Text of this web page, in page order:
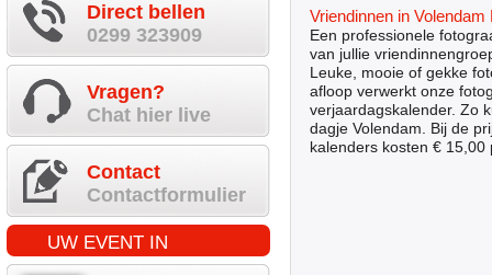
Direct bellen
0299 323909
Vragen?
Chat hier live
Contact
Contactformulier
UW EVENT IN
Vriendinnen in Volendam
Een professionele
van jullie
Leuke, mooie of gekke
afloop verwerkt onze
verjaardagskalender. Zo
dagje Volendam. Bij de
kalenders kosten € 15,00